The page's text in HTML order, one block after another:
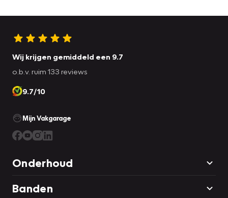
Wij krijgen gemiddeld een 9.7
o.b.v. ruim 133 reviews
9.7/10
Mijn Vakgarage
Onderhoud
Banden